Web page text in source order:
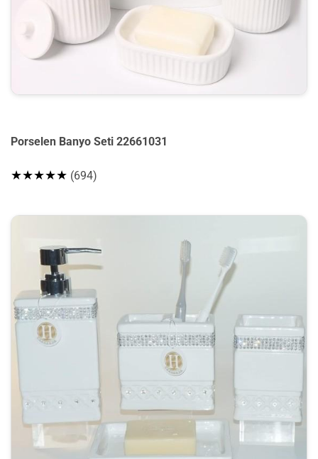
Porselen Banyo Seti 22661031
★★★★★ (694)